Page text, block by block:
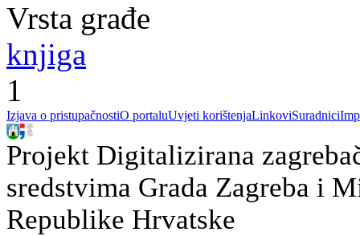
Vrsta građe
knjiga
1
Izjava o pristupačnostiO portaluUvjeti korištenjaLinkoviSuradnici
Projekt Digitalizirana
sredstvima Grada Zagreba i
Republike Hrvatske